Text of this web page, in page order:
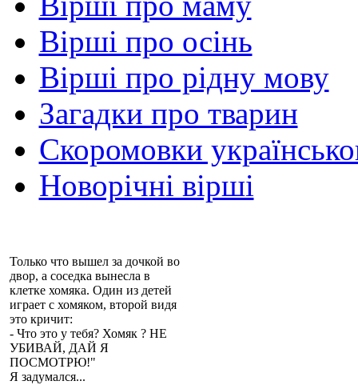
Вірші про осінь
Вірші про рідну мову
Загадки про тварин
Скоромовки
Новорічні вірші
Только что вышел за дочкой во
двор, а соседка вынесла в
клетке хомяка. Один из детей
играет с хомяком, второй видя
это кричит:
- Что это у тебя? Хомяк ? НЕ
УБИВАЙ, ДАЙ Я
ПОСМОТРЮ!"
Я задумался...